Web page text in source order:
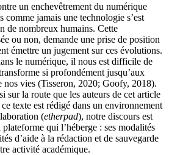
un enchevêtrement du numérique
comme jamais une technologie s’est
de nombreux humains. Cette
ou non, demande une prise de position
émettre un jugement sur ces évolutions.
le numérique, il nous est difficile de
si profondément jusqu’aux
nos vies (Tisseron, 2020; Goofy, 2018).
sur la route que les auteurs de cet article
texte est rédigé dans un environnement
(etherpad), notre discours est
qui l’héberge : ses modalités
d’aide à la rédaction et de sauvegarde
activité académique.